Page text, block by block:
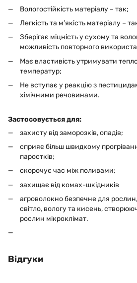
Вологостійкість матеріалу – так;
Легкість та м’якість матеріалу –
Зберігає міцність у сухому та
можливість повторного
Має властивість утримувати
температур;
Не вступає у реакцію з
хімічними речовинами.
Застосовується для:
захисту від заморозків, опадів;
сприяє більш швидкому
паростків;
скорочує час між поливами;
захищає від комах-шкідників
агроволокно безпечне для
світло, вологу та кисень,
рослин мікроклімат.
Відгуки